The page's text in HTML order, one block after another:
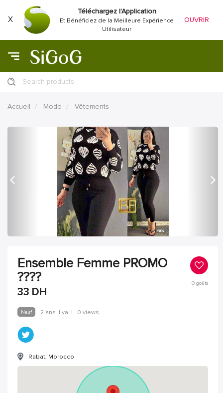
X
Téléchargez l'Application
Et Bénéficiez de la Meilleure Expérience
Utilisateur
OUVRIR
Search products
Accueil Mode Vêtements
précédent
Ensemble Femme PROMO
????
33 DH
0goûts
Neuf 2 ans Il ya | 0 views
Rabat, Morocco